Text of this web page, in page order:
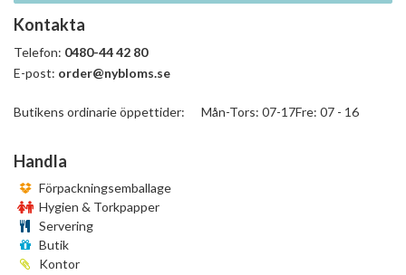
Kontakta
Telefon: 0480-44 42 80
E-post: order@nybloms.se
Butikens ordinarie öppettider: Mån-Tors: 07-17Fre: 07 - 16
Handla
Förpackningsemballage
Hygien & Torkpapper
Servering
Butik
Kontor